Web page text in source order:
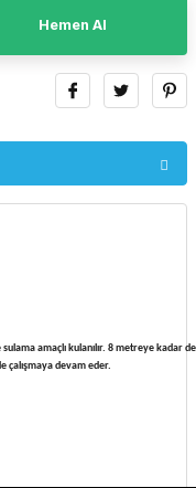
Hemen Al
sulama amaçlı kulanılır. 8 metreye kadar
çalışmaya devam eder.